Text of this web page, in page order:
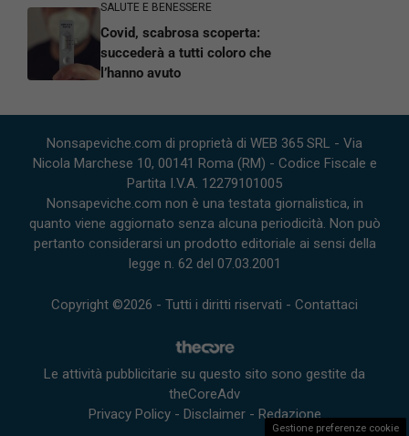
SALUTE E BENESSERE
Covid, scabrosa scoperta:
succederà a tutti coloro che
l’hanno avuto
Nonsapeviche.com di proprietà di WEB 365 SRL - Via
Nicola Marchese 10, 00141 Roma (RM) - Codice Fiscale e
Partita I.V.A. 12279101005
Nonsapeviche.com non è una testata giornalistica, in
quanto viene aggiornato senza alcuna periodicità. Non può
pertanto considerarsi un prodotto editoriale ai sensi della
legge n. 62 del 07.03.2001
Copyright ©2026 - Tutti i diritti riservati - Contattaci
Le attività pubblicitarie su questo sito sono gestite da
theCoreAdv
Privacy Policy- Disclaimer- Redazione
Gestione preferenze cookie